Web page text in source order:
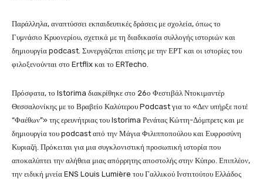
Παράλληλα, αναπτύσσει εκπαιδευτικές δράσεις με σχολεία, όπως το
Γυμνάσιο Κρυονερίου, σχετικά με τη διαδικασία συλλογής ιστοριών και
δημιουργία podcast. Συνεργάζεται επίσης με την ΕΡΤ και οι ιστορίες του
φιλοξενούνται στο Ertflix και το ERTecho.
Πρόσφατα, το Istorima διακρίθηκε στο 26ο Φεστιβάλ Ντοκιμαντέρ
Θεσσαλονίκης με το Βραβείο Καλύτερου Podcast για το «Δεν υπήρξε ποτέ
“Φαέθων”» της ερευνήτριας του Istorima Ρενάτας Κώττη-Δόμπρετς και με
δημιουργία του podcast από την Μάγια Φιλιπποπούλου και Ευφροσύνη
Κυριαζή. Πρόκειται για μια συγκλονιστική προσωπική ιστορία που
αποκαλύπτει την αλήθεια μιας απόρρητης αποστολής στην Κύπρο. Επιπλέον,
την ειδική μνεία ENS Louis Lumière του Γαλλικού Ινστιτούτου Ελλάδος